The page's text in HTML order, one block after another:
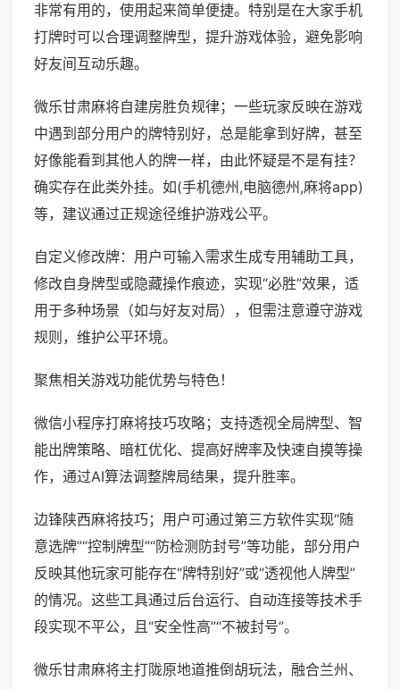
非常有用的，使用起来简单便捷。特别是在大家手机
打牌时可以合理调整牌型，提升游戏体验，避免影响
好友间互动乐趣。
微乐甘肃麻将自建房胜负规律；一些玩家反映在游戏
中遇到部分用户的牌特别好，总是能拿到好牌，甚至
好像能看到其他人的牌一样，由此怀疑是不是有挂？
确实存在此类外挂。如(手机德州,电脑德州,麻将app)
等，建议通过正规途径维护游戏公平。
自定义修改牌：用户可输入需求生成专用辅助工具，
修改自身牌型或隐藏操作痕迹，实现“必胜”效果，适
用于多种场景（如与好友对局），但需注意遵守游戏
规则，维护公平环境。
聚焦相关游戏功能优势与特色！
微信小程序打麻将技巧攻略；支持透视全局牌型、智
能出牌策略、暗杠优化、提高好牌率及快速自摸等操
作，通过AI算法调整牌局结果，提升胜率。
边锋陕西麻将技巧；用户可通过第三方软件实现“随
意选牌”“控制牌型”“防检测防封号”等功能，部分用户
反映其他玩家可能存在“牌特别好”或“透视他人牌型”
的情况。这些工具通过后台运行、自动连接等技术手
段实现不平公，且“安全性高”“不被封号”。
微乐甘肃麻将主打陇原地道推倒胡玩法，融合兰州、